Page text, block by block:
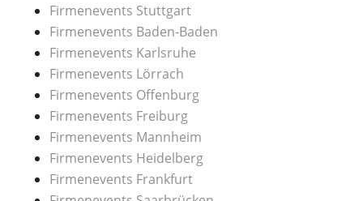
Firmenevents Stuttgart
Firmenevents Baden-Baden
Firmenevents Karlsruhe
Firmenevents Lörrach
Firmenevents Offenburg
Firmenevents Freiburg
Firmenevents Mannheim
Firmenevents Heidelberg
Firmenevents Frankfurt